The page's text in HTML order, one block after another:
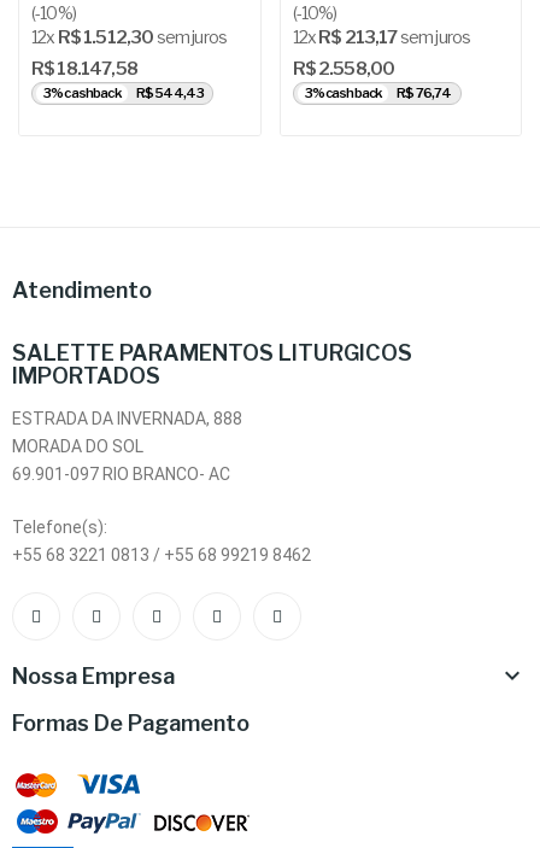
(-10%)
12x R$ 1.512,30 sem juros
R$ 18.147,58
3% cashback R$ 544,43
(-10%)
12xR$ 213,17sem juros
R$ 2.558,00
3% cashback R$ 76,74
Atendimento
SALETTE PARAMENTOS LITURGICOS
IMPORTADOS
ESTRADA DA INVERNADA, 888
MORADA DO SOL
69.901-097 RIO BRANCO- AC
Telefone(s):
+55 68 3221 0813 / +55 68 99219 8462
Nossa Empresa 
Formas De Pagamento